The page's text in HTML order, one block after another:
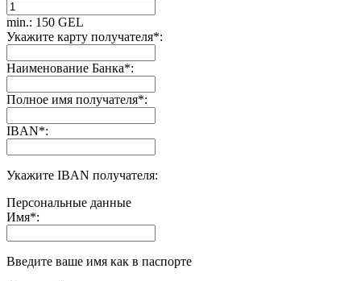
min.: 150 GEL
Укажите карту получателя*:
Наименование Банка*:
Полное имя получателя*:
IBAN*:
Укажите IBAN получателя:
Персональные данные
Имя*:
Введите ваше имя как в паспорте